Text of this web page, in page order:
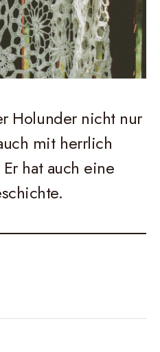
Holunder nicht nur
mit herrlich
hat auch eine